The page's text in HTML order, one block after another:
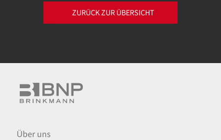
ZURÜCK ZUR ÜBERSICHT
Über uns